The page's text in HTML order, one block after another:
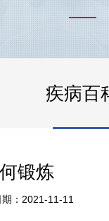
疾病百
锻炼
：2021-11-11